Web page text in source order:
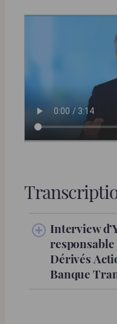
Interview
Dérivés
Banque